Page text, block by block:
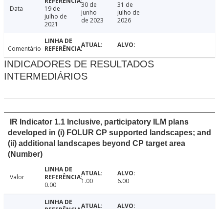
Data
19 de
julho de
2021
30 de
junho
de 2023
31 de
julho de
2026
Comentário
INDICADORES DE RESULTADOS
INTERMEDIÁRIOS
IR Indicator 1.1 Inclusive, participatory ILM plans
developed in (i) FOLUR CP supported landscapes; and
(ii) additional landscapes beyond CP target area
(Number)
Valor
0.00
1.00 6.00